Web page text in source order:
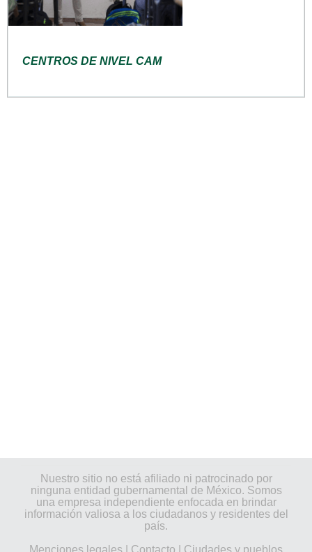
CENTROS DE NIVEL CAM
Nuestro sitio no está afiliado ni patrocinado por
ninguna entidad gubernamental de México. Somos
una empresa independiente enfocada en brindar
información valiosa a los ciudadanos y residentes del
país.